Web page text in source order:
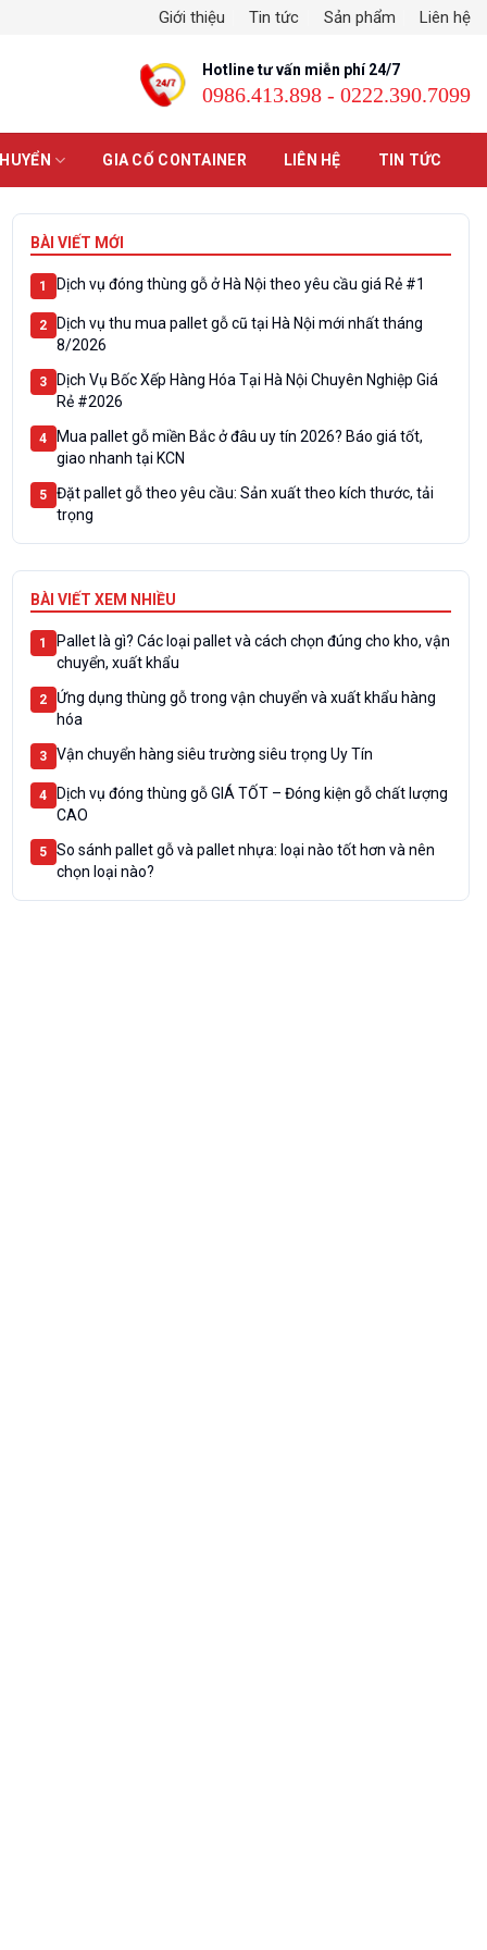
Giới thiệu Tin tức Sản phẩm Liên hệ
Hotline tư vấn miễn phí 24/7
0986.413.898 - 0222.390.7099
GIA CỐ CONTAINER LIÊN HỆ TIN TỨC
BÀI VIẾT MỚI
1 Dịch vụ đóng thùng gỗ ở Hà Nội theo yêu cầu giá Rẻ #1
2
Dịch vụ thu mua pallet gỗ cũ tại Hà Nội mới nhất tháng
8/2026
3
Dịch Vụ Bốc Xếp Hàng Hóa Tại Hà Nội Chuyên Nghiệp Giá
Rẻ #2026
4
Mua pallet gỗ miền Bắc ở đâu uy tín 2026? Báo giá tốt,
giao nhanh tại KCN
5
Đặt pallet gỗ theo yêu cầu: Sản xuất theo kích thước, tải
trọng
BÀI VIẾT XEM NHIỀU
1
Pallet là gì? Các loại pallet và cách chọn đúng cho kho, vận
chuyển, xuất khẩu
2
Ứng dụng thùng gỗ trong vận chuyển và xuất khẩu hàng
hóa
3 Vận chuyển hàng siêu trường siêu trọng Uy Tín
4
Dịch vụ đóng thùng gỗ GIÁ TỐT – Đóng kiện gỗ chất lượng
CAO
5
So sánh pallet gỗ và pallet nhựa: loại nào tốt hơn và nên
chọn loại nào?